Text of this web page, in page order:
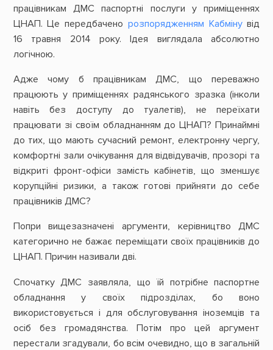
працівникам ДМС паспортні послуги у приміщеннях
ЦНАП. Це передбачено розпорядженням Кабмінувід
16 травня 2014 року. Ідея виглядала абсолютно
логічною.
Адже чому б працівникам ДМС, що переважно
працюють у приміщеннях радянського зразка (інколи
навіть без доступу до туалетів), не переїхати
працювати зі своїм обладнанням до ЦНАП? Принаймні
до тих, що мають сучасний ремонт, електронну чергу,
комфортні зали очікування для відвідувачів, прозорі та
відкриті фронт-офіси замість кабінетів, що зменшує
корупційні ризики, а також готові прийняти до себе
працівників ДМС?
Попри вищезазначені аргументи, керівництво ДМС
категорично не бажає переміщати своїх працівників до
ЦНАП. Причин називали дві.
Спочатку ДМС заявляла, що їй потрібне паспортне
обладнання у своїх підрозділах, бо воно
використовується і для обслуговування іноземців та
осіб без громадянства. Потім про цей аргумент
перестали згадували, бо всім очевидно, що в загальній